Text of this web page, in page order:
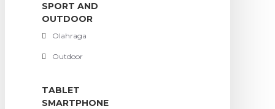
SPORT AND
OUTDOOR
Olahraga
Outdoor
TABLET
SMARTPHONE